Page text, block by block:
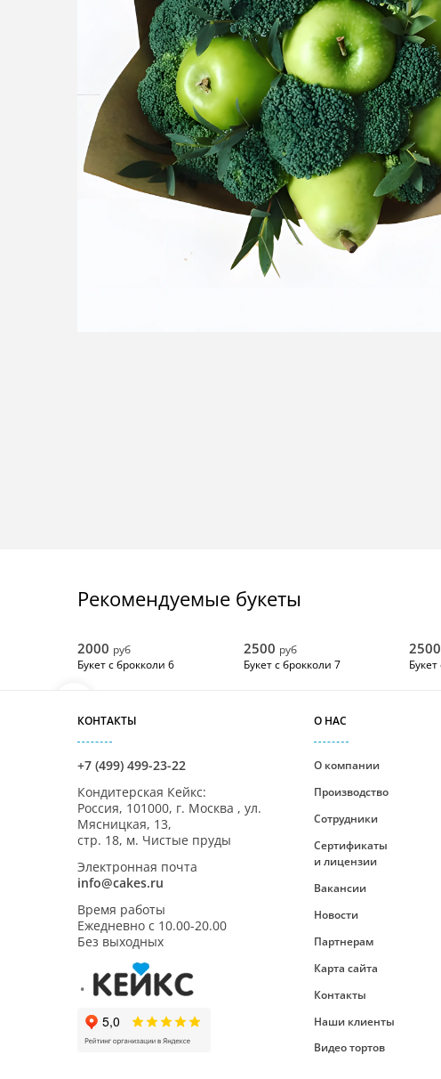
Рекомендуемые букеты
2000 руб
Букет с брокколи 6
2500 руб
Букет с брокколи 7
2500
КОНТАКТЫ
+7 (499) 499-23-22
Кондитерская Кейкс:
Россия, 101000, г. Москва , ул.
Мясницкая, 13,
стр. 18, м. Чистые пруды
Электронная почта
info@cakes.ru
Время работы
Ежедневно с 10.00-20.00
Без выходных
О НАС
О компании
Производство
Сотрудники
Сертификаты
и лицензии
Вакансии
Новости
Партнерам
Карта сайта
Контакты
Наши клиенты
Видео тортов